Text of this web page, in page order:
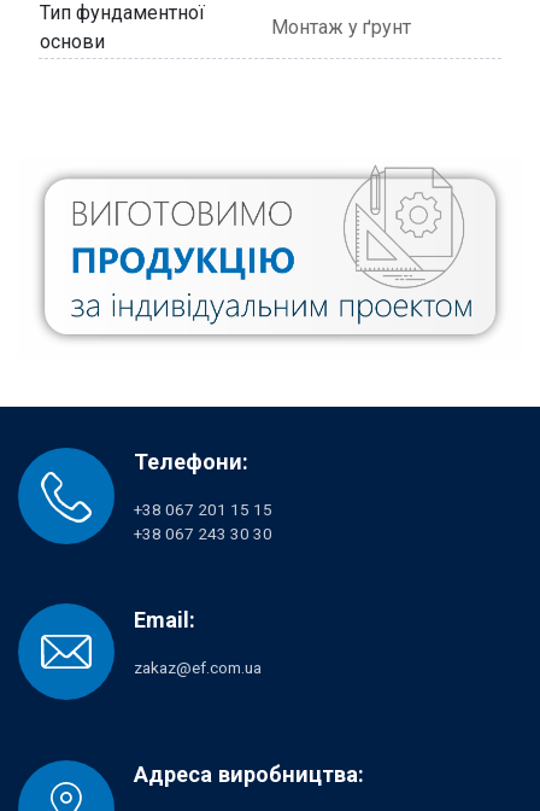
Тип фундаментної
основи
Монтаж у ґрунт
Телефони:
+38 067 201 15 15
+38 067 243 30 30
Email:
zakaz@ef.com.ua
Адреса виробництва: